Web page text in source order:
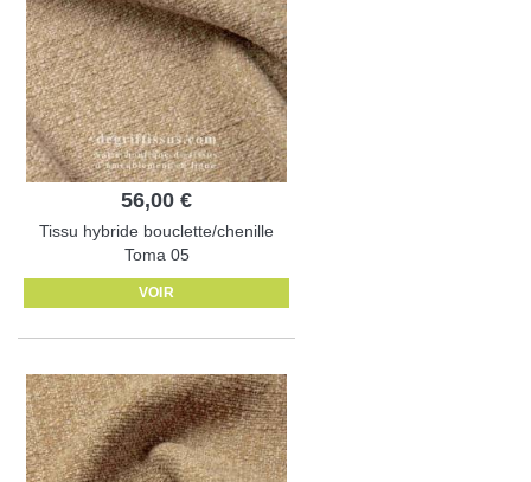
56,00 €
Tissu hybride bouclette/chenille
Toma 05
VOIR